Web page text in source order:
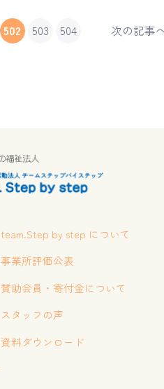
502 503 504 次の記事
team.Step by step について
事業所評価公表
賛助会員・寄付金について
スタッフの声
資料ダウンロード